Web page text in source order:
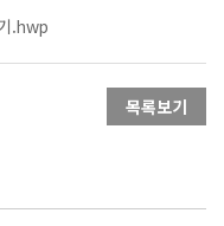
.hwp
목록보기